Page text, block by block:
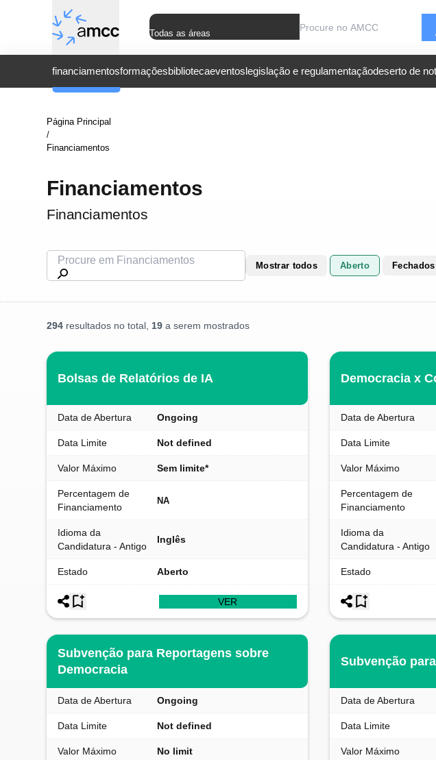
Todas as áreas
financiamentosformaçõesbibliotecaeventoslegislação e regulamentaçãodeserto de
Página Principal
/
Financiamentos
Financiamentos
Financiamentos
Mostrar todos Aberto Fechados
294 resultados no total, 19 a serem mostrados
Bolsas de Relatórios de IA
Data de Abertura Ongoing
Data Limite Not defined
Valor Máximo Sem limite*
Percentagem de
Financiamento
NA
Idioma da
Candidatura - Antigo
Inglês
Estado Aberto
VER
Democracia x
Data de Abertura
Data Limite
Valor Máximo
Percentagem de
Financiamento
Idioma da
Candidatura - Antigo
Estado
Subvenção para Reportagens sobre
Democracia
Data de Abertura Ongoing
Data Limite Not defined
Valor Máximo No limit
Subvenção
Data de Abertura
Data Limite
Valor Máximo